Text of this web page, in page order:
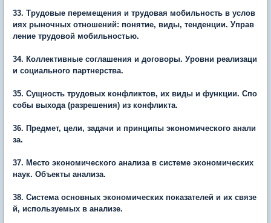
33. Трудовые перемещения и трудовая мобильность в услов
иях рыночных отношений: понятие, виды, тенденции. Управ
ление трудовой мобильностью.
34. Коллективные соглашения и договоры. Уровни реализаци
и социального партнерства.
35. Сущность трудовых конфликтов, их виды и функции. Спо
собы выхода (разрешения) из конфликта.
36. Предмет, цели, задачи и принципы экономического анали
за.
37. Место экономического анализа в системе экономических
наук. Объекты анализа.
38. Система основных экономических показателей и их связе
й, используемых в анализе.